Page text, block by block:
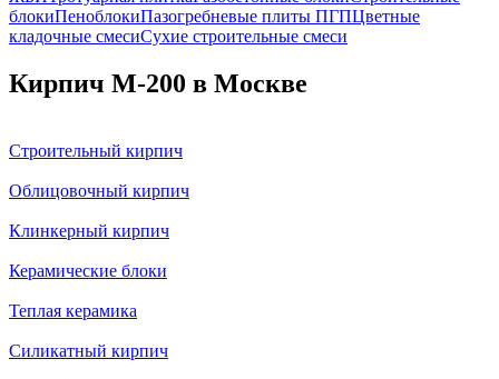
блокиПеноблокиПазогребневые плиты ПГПЦветные
кладочные смесиСухие строительные смеси
Кирпич М-200 в Москве
Строительный кирпич
Облицовочный кирпич
Клинкерный кирпич
Керамические блоки
Теплая керамика
Силикатный кирпич